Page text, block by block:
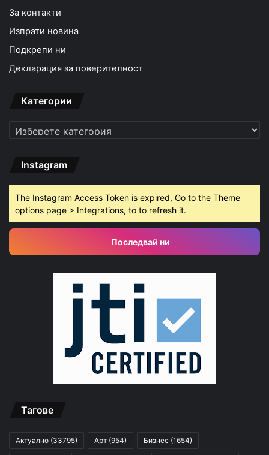
За контакти
Изпрати новина
Подкрепи ни
Декларация за поверителност
Категории
Категории
Instagram
The Instagram Access Token is expired, Go to the Theme
options page > Integrations, to to refresh it.
Последвай ни
Тагове
Актуално (33795) Арт (954) Бизнес (1654)